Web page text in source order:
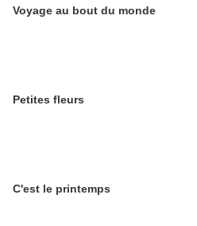
Voyage au bout du monde
Petites fleurs
C'est le printemps